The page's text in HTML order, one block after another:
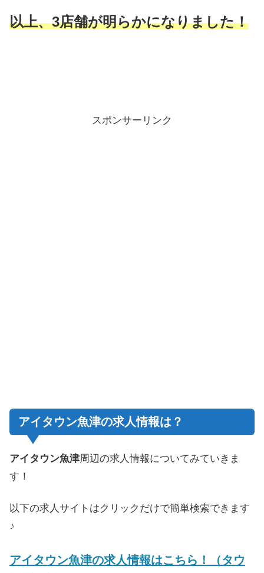
以上、3店舗が明らかになりました！
スポンサーリンク
アイタウン魚津の求人情報は？
アイタウン魚津周辺の求人情報についてみていきま
す！
以下の求人サイトはクリックだけで簡単検索できます
♪
アイタウン魚津の求人情報はこちら！（タウ